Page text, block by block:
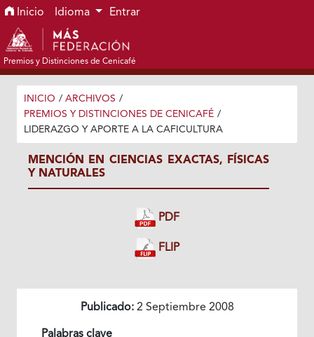
Ir al menú de navegación principal
Ir al contenido principal
Ir al pie de página del sitio
Inicio Idioma Entrar
Premios y Distinciones de Cenicafé
INICIO / ARCHIVOS /
PREMIOS Y DISTINCIONES DE CENICAFÉ /
LIDERAZGO Y APORTE A LA CAFICULTURA
MENCIÓN EN CIENCIAS EXACTAS, FÍSICAS
Y NATURALES
PDF
FLIP
Publicado:2 Septiembre 2008
Palabras clave